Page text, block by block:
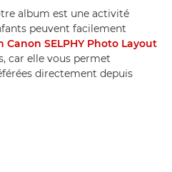
album est une activité
peuvent facilement
Canon SELPHY Photo Layout
car elle vous permet
directement depuis